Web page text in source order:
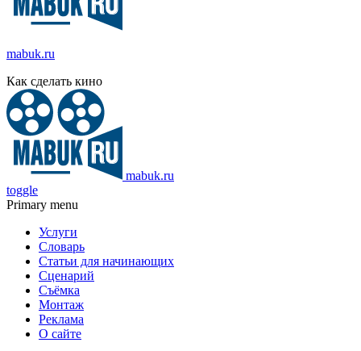
mabuk.ru
Как сделать кино
mabuk.ru
toggle
Primary menu
Услуги
Словарь
Статьи для начинающих
Сценарий
Съёмка
Монтаж
Реклама
О сайте